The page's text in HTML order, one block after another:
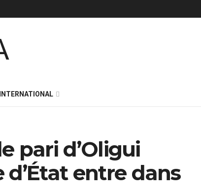
INTERNATIONAL
pari d’Oligui
entre dans